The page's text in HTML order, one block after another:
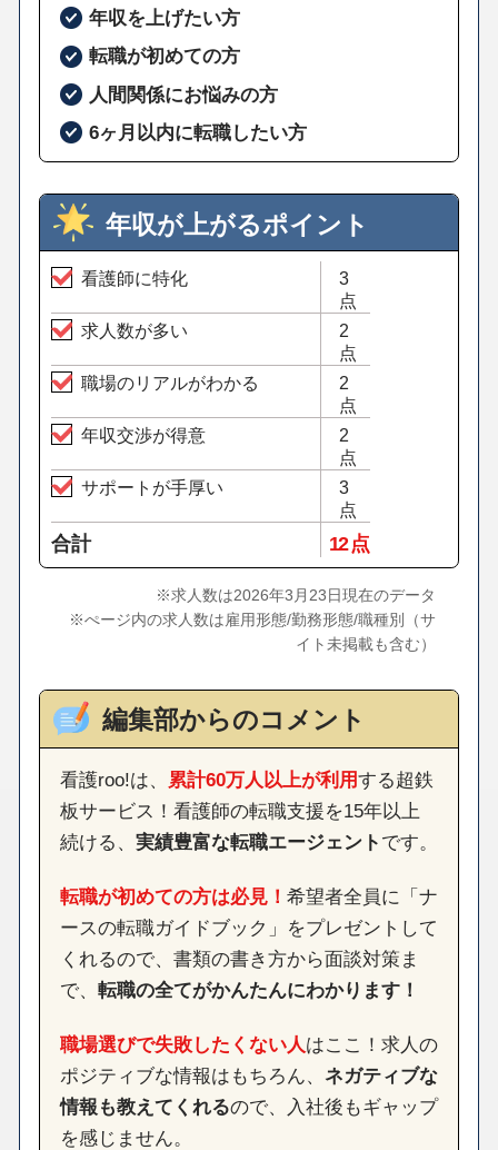
年収を上げたい方
転職が初めての方
人間関係にお悩みの方
6ヶ月以内に転職したい方
年収が上がるポイント
看護師に特化
3
点
求人数が多い
2
点
職場のリアルがわかる
2
点
年収交渉が得意
2
点
サポートが手厚い
3
点
合計 12 点
※求人数は2026年3月23日現在のデータ
※ぺージ内の求人数は雇用形態/勤務形態/職種別（サ
イト未掲載も含む）
編集部からのコメント
看護roo!は、 累計60万人以上が利用する超鉄
板サービス！看護師の転職支援を15年以上
続ける、 実績豊富な転職エージェント です。
転職が初めての方は必見！ 希望者全員に「ナ
ースの転職ガイドブック」をプレゼントして
くれるので、書類の書き方から面談対策ま
で、 転職の全てがかんたんにわかります！
職場選びで失敗したくない人はここ！求人の
ポジティブな情報はもちろん、 ネガティブな
情報も教えてくれるので、入社後もギャップ
を感じません。